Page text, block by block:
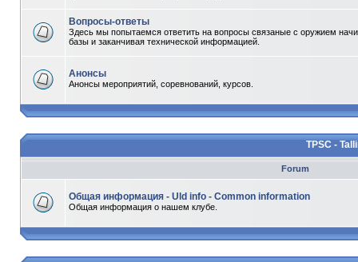
Вопросы-ответы
Здесь мы попытаемся ответить на вопросы связаные с оружием
базы и заканчивая технической информацией.
Анонсы
Анонсы мероприятий, соревнований, курсов.
TPSC -
Forum
Общая информация - Uld info - Common information
Общая информация о нашем клубе.